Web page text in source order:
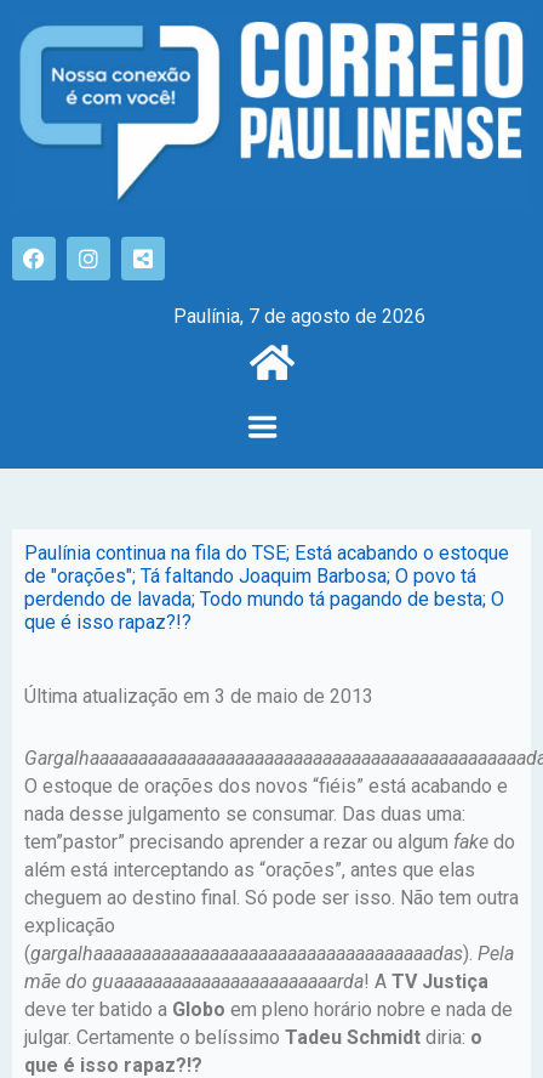
Paulínia, 7 de agosto de 2026
Paulínia continua na fila do TSE; Está acabando o estoque
de "orações"; Tá faltando Joaquim Barbosa; O povo tá
perdendo de lavada; Todo mundo tá pagando de besta; O
que é isso rapaz?!?
Última atualização em 3 de maio de 2013
O estoque de orações dos novos “fiéis” está acabando e
nada desse julgamento se consumar. Das duas uma:
tem”pastor” precisando aprender a rezar ou algum fake do
além está interceptando as “orações”, antes que elas
cheguem ao destino final. Só pode ser isso. Não tem outra
explicação
(gargalhaaaaaaaaaaaaaaaaaaaaaaaaaaaaaaaaaaadas). Pela
mãe do guaaaaaaaaaaaaaaaaaaaaaaarda! A TV Justiça
deve ter batido a Globo em pleno horário nobre e nada de
julgar. Certamente o belíssimo Tadeu Schmidt diria: o
que é isso rapaz?!?